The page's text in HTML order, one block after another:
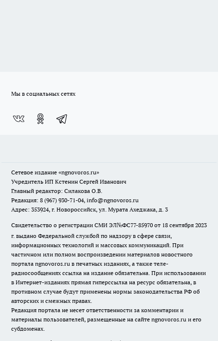
Мы в социальных сетях
Сетевое издание «ngnovoros.ru»
Учредитель ИП Кстенин Сергей Иванович
Главный редактор: Силакова О.В.
Редакция: 8 (967) 930-71-04, info@ngnovoros.ru
Адрес: 353924, г. Новороссийск, ул. Мурата Ахеджака, д. 3
Свидетельство о регистрации СМИ ЭЛ№ФС77-85970 от 18 сентября 2023
г. выдано Федеральной службой по надзору в сфере связи,
информационных технологий и массовых коммуникаций. При
частичном или полном воспроизведении материалов новостного
портала ngnovoros.ru в печатных изданиях, а также теле-
радиосообщениях ссылка на издание обязательна. При использовании
в Интернет-изданиях прямая гиперссылка на ресурс обязательна, в
противном случае будут применены нормы законодательства РФ об
авторских и смежных правах.
Редакция портала не несет ответственности за комментарии и
материалы пользователей, размещенные на сайте ngnovoros.ru и его
субдоменах.